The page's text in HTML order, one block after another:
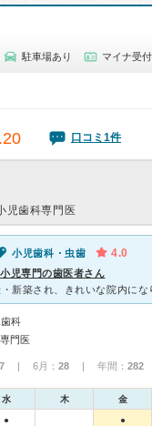
駐車場あり マイナ受
口コミ1件
児歯科専門医
小児歯科・虫歯 4.0
児専門の歯医者さん
科
門医
| 6月： 28 | 年間： 282
水 木 金
● ●